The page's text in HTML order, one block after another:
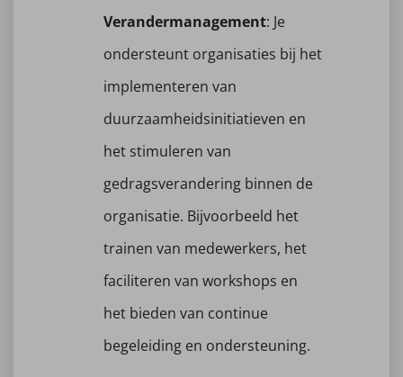
Verandermanagement: Je
ondersteunt organisaties bij het
implementeren van
duurzaamheidsinitiatieven en
het stimuleren van
gedragsverandering binnen de
organisatie. Bijvoorbeeld het
trainen van medewerkers, het
faciliteren van workshops en
het bieden van continue
begeleiding en ondersteuning.